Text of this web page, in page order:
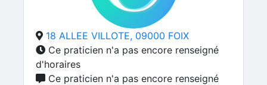
18 ALLEE VILLOTE, 09000 FOIX
Ce praticien n'a pas encore renseigné
d'horaires
Ce praticien n'a pas encore renseigné